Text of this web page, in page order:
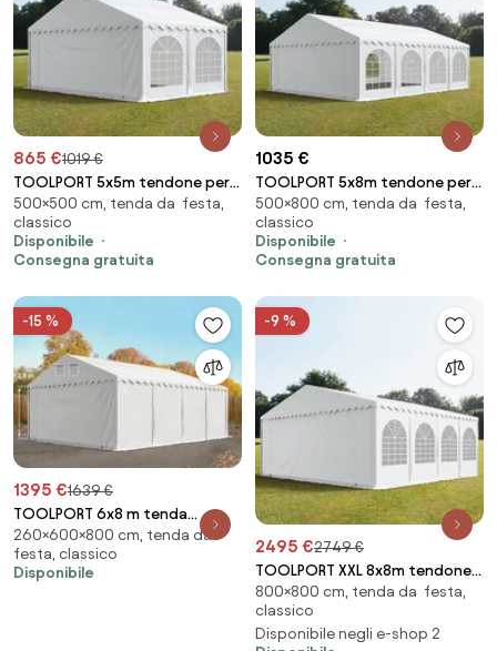
865 €1019 €
TOOLPORT 5x5m tendone per
feste, PVC 750, telaio
perimetrale, bianco - (2630)
500×500 cm, tenda da festa,
classico
Disponibile
Consegna gratuita
1035 €
TOOLPORT 5x8m tendone per
feste, PVC 750, telaio
perimetrale, bianco - (7176)
500×800 cm, tenda da festa,
classico
Disponibile
Consegna gratuita
-15 %
1395 €1639 €
TOOLPORT 6x8 m tenda
capannone, altezza 2,6m, PVC
800, telaio perimetrale, bianco,
senza statica - (7693BL)
260×600×800 cm, tenda da
festa, classico
Disponibile
-9 %
2495 €2749 €
TOOLPORT XXL 8x8m tendone
per feste, PVC 1400, telaio
perimetrale, bianco - (5202)
800×800 cm, tenda da festa,
classico
Disponibile negli e-shop 2